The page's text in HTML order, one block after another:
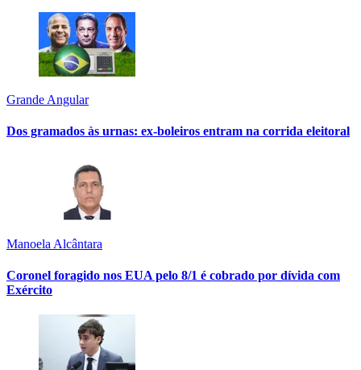
Grande Angular
Dos gramados às urnas: ex-boleiros entram na corrida eleitoral
Manoela Alcântara
Coronel foragido nos EUA pelo 8/1 é cobrado por dívida com
Exército